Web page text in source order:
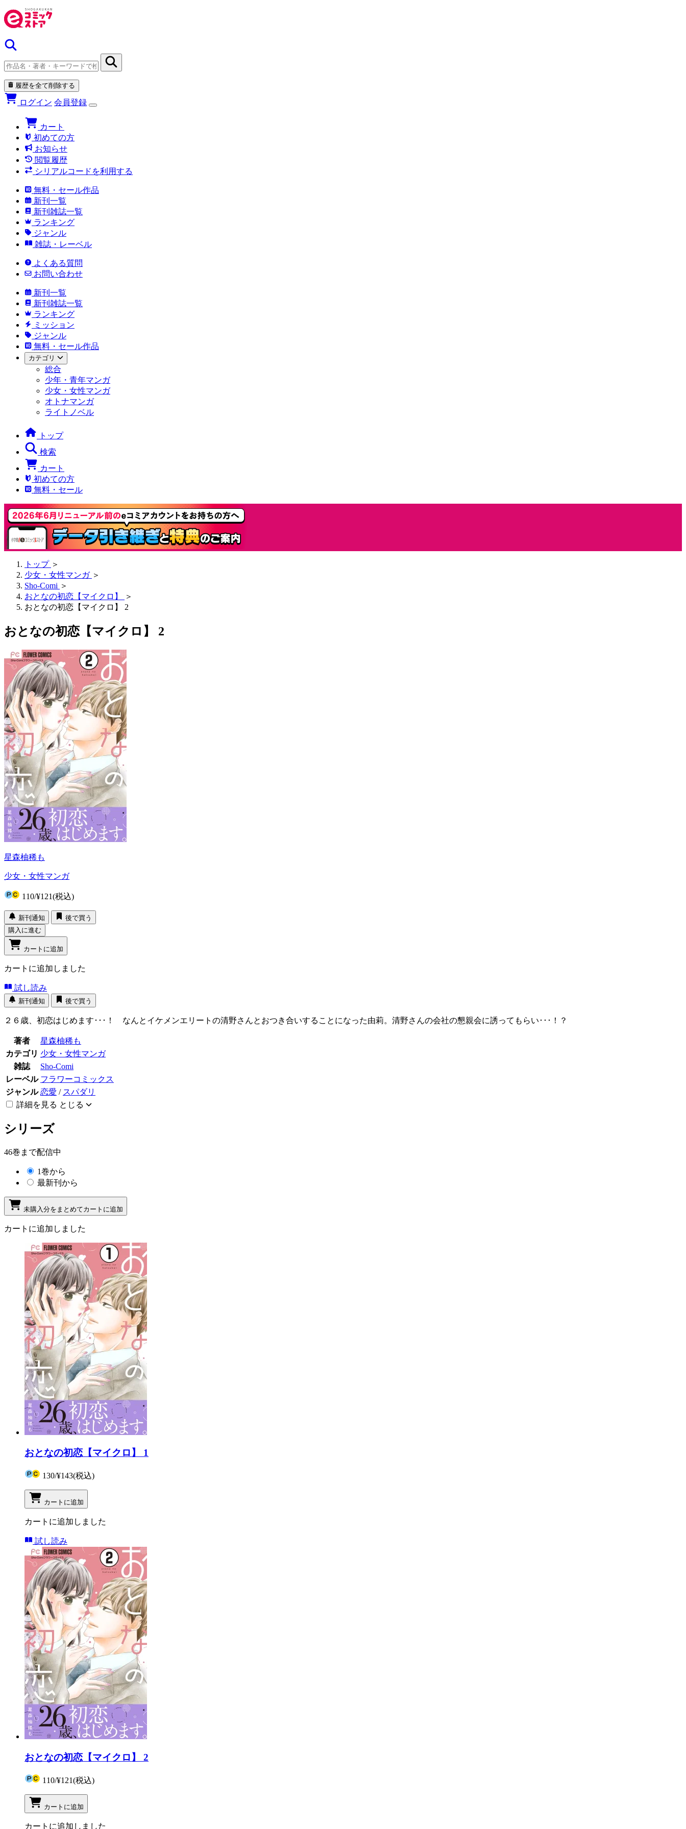
履歴を全て削除する
ログイン 会員登録
カート
初めての方
お知らせ
閲覧履歴
シリアルコードを利用する
無料・セール作品
新刊一覧
新刊雑誌一覧
ランキング
ジャンル
雑誌・レーベル
よくある質問
お問い合わせ
新刊一覧
新刊雑誌一覧
ランキング
ミッション
ジャンル
無料・セール作品
カテゴリ
総合
少年・青年マンガ
少女・女性マンガ
オトナマンガ
ライトノベル
トップ
検索
カート
初めての方
無料・セール
トップ ＞
少女・女性マンガ ＞
Sho-Comi ＞
おとなの初恋【マイクロ】
＞
おとなの初恋【マイクロ】 2
おとなの初恋【マイクロ】 2
星森柚稀も
少女・女性マンガ
110/¥121(税込)
新刊通知
後で買う
購入に進む
カートに追加
カートに追加しました
試し読み
新刊通知 後で買う
２６歳、初恋はじめます･･･！ なんとイケメンエリートの清野さんとおつき合いすることになった由莉。清野さんの会社の懇親会に誘ってもらい･･･！？
著者
星森柚稀も
カテゴリ 少女・女性マンガ
雑誌
Sho-Comi
レーベル フラワーコミックス
ジャンル 恋愛 / スパダリ
詳細を見る とじる
シリーズ
46巻まで配信中
1巻から
最新刊から
未購入分をまとめてカートに追加
カートに追加しました
おとなの初恋【マイクロ】 1
130/¥143(税込)
カートに追加
カートに追加しました
試し読み
おとなの初恋【マイクロ】 2
110/¥121(税込)
カートに追加
カートに追加しました